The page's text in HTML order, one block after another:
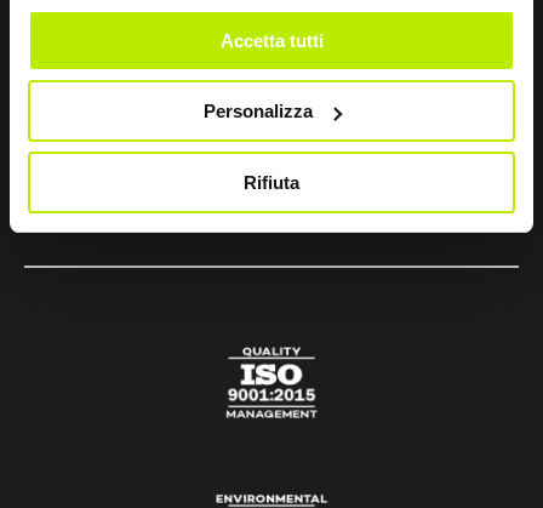
Accetta tutti
Personalizza
Rifiuta
+39 075 804 37 37
amm.ne@pec.sirsafety.com
vendite@pec.sirsafety.com